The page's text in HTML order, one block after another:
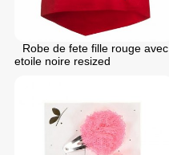
Robe de fete fille rouge avec
etoile noire resized